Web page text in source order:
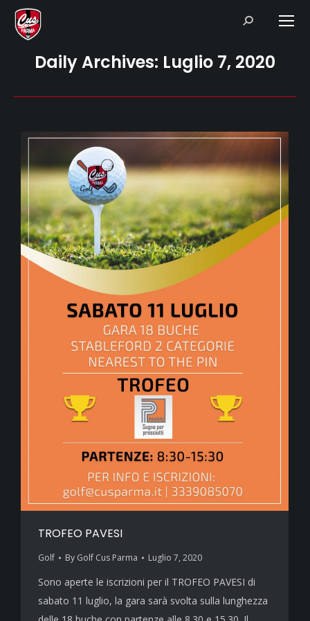
Search:
Daily Archives: Luglio 7, 2020
TROFEO PAVESI
Golf By Golf Cus Parma Luglio 7, 2020
Sono aperte le iscrizioni per il TROFEO PAVESI di
sabato 11 luglio, la gara sarà svolta sulla lunghezza